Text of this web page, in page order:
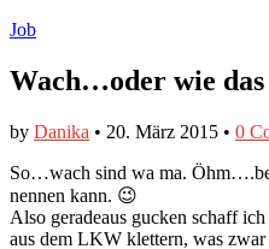
Job
Wach…oder wie
by Danika • 20. März 2015 • 0
So…wach sind wa ma.
nennen kann. 😉
Also geradeaus gucken schaff
aus dem LKW klettern, was